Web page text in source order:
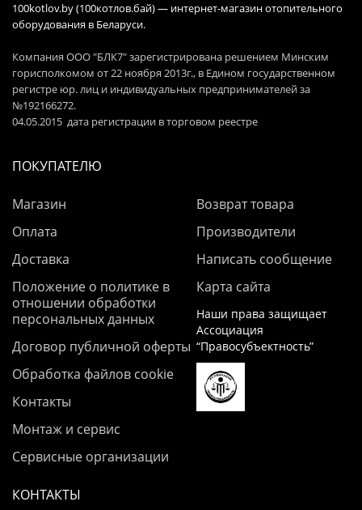
100kotlov.by (100котлов.бай) — интернет-магазин отопительного
оборудования в Беларуси.
Компания ООО "БЛК7" зарегистрирована решением Минским
горисполкомом от 22 ноября 2013г., в Едином государственном
регистре юр. лиц и индивидуальных предпринимателей за
№192166272.
04.05.2015 дата регистрации в торговом реестре
ПОКУПАТЕЛЮ
Магазин
Оплата
Доставка
Положение о политике в
отношении обработки
персональных данных
Договор публичной оферты
Обработка файлов cookie
Контакты
Монтаж и сервис
Сервисные организации
Возврат товара
Производители
Написать сообщение
Карта сайта
Наши права защищает
Ассоциация
“Правосубъектность”
КОНТАКТЫ